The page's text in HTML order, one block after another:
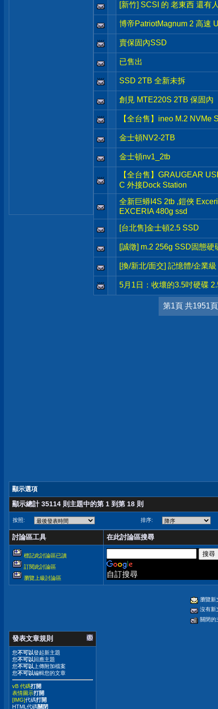
[新竹] SCSI 的 老東西 還有
博帝PatriotMagnum 2 高速
賣保固內SSD
已售出
SSD 2TB 全新未拆
創見 MTE220S 2TB 保固內
【全台售】ineo M.2 NVMe
金士頓NV2-2TB
金士頓nv1_2tb
【全台售】GRAUGEAR
C 外接Dock Station
全新巨蟒I4S 2tb ,鎧俠
EXCERIA 480g ssd
[台北售]金士頓2.5 SSD
[誠徵] m.2 256g SSD固態硬
[換/新北/面交] 記憶體/企業
5月1日：收壞的3.5吋硬碟
第1頁 共1951頁
顯示選項
顯示總計 35114 則主題中的第 1 到第 18 則
按照: 排序:
討論區工具 在此討論區搜尋
標記此討論區已讀
訂閱此討論區
瀏覽上級討論區
自訂搜尋
瀏覽新
沒有新
關閉的
發表文章規則
您不可以發起新主題
您不可以回應主題
您不可以 上傳附加檔案
您不可以編輯您的文章
vB 代碼打開
表情圖示打開
[IMG]代碼打開
HTML代碼關閉